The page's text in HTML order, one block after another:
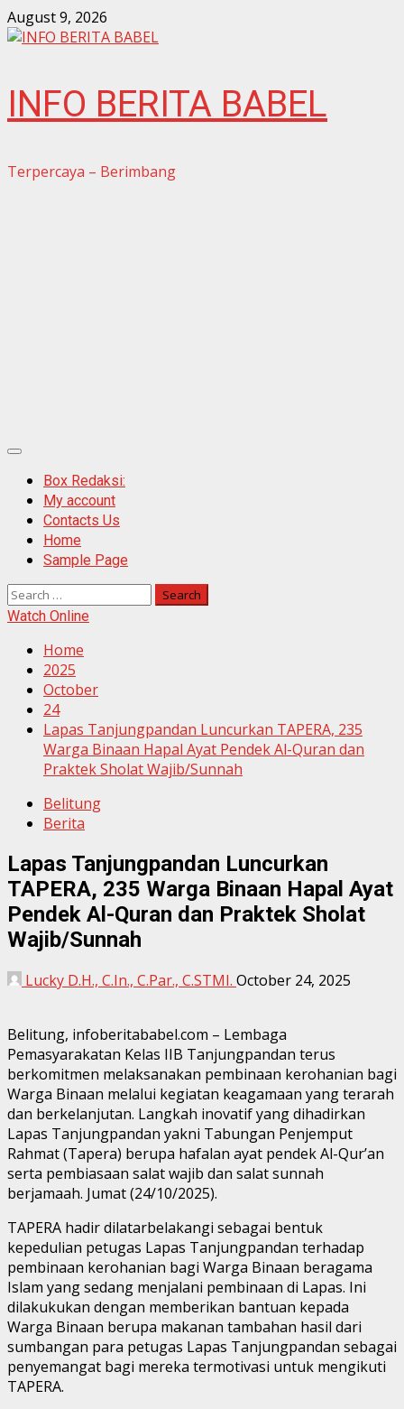
Skip
to
August 9, 2026
INFO BERITA BABEL
Terpercaya – Berimbang
Primary
MenuBox Redaksi:
My account
Contacts Us
Home
Sample Page
Search
for:
Watch Online
Home
2025
October
24
Lapas Tanjungpandan Luncurkan TAPERA, 235
Warga Binaan Hapal Ayat Pendek Al-Quran dan
Praktek Sholat Wajib/Sunnah
Belitung
Berita
Lapas Tanjungpandan Luncurkan
TAPERA, 235 Warga Binaan Hapal Ayat
Pendek Al-Quran dan Praktek Sholat
Wajib/Sunnah
Lucky D.H., C.In., C.Par., C.STMI. October 24, 2025
Belitung, infoberitababel.com – Lembaga
Pemasyarakatan Kelas IIB Tanjungpandan terus
berkomitmen melaksanakan pembinaan kerohanian bagi
Warga Binaan melalui kegiatan keagamaan yang terarah
dan berkelanjutan. Langkah inovatif yang dihadirkan
Lapas Tanjungpandan yakni Tabungan Penjemput
Rahmat (Tapera) berupa hafalan ayat pendek Al-Qur’an
serta pembiasaan salat wajib dan salat sunnah
berjamaah. Jumat (24/10/2025).
TAPERA hadir dilatarbelakangi sebagai bentuk
kepedulian petugas Lapas Tanjungpandan terhadap
pembinaan kerohanian bagi Warga Binaan beragama
Islam yang sedang menjalani pembinaan di Lapas. Ini
dilakukukan dengan memberikan bantuan kepada
Warga Binaan berupa makanan tambahan hasil dari
sumbangan para petugas Lapas Tanjungpandan sebagai
penyemangat bagi mereka termotivasi untuk mengikuti
TAPERA.